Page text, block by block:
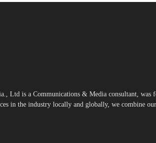
Ltd is a Communications & Media consultant, was
in the industry locally and globally, we combine